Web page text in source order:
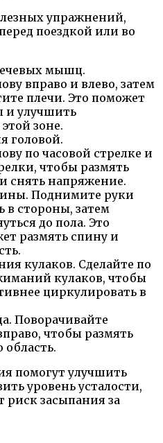
упражнений,
поездкой или во
мышц.
вправо и влево, затем
плечи. Это поможет
и улучшить
зоне.
головой.
по часовой стрелке и
чтобы размять
снять напряжение.
Поднимите руки
в стороны, затем
до пола. Это
размять спину и
кулаков. Сделайте по
кулаков, чтобы
циркулировать в
Поворачивайте
чтобы размять
помогут улучшить
уровень усталости,
риск засыпания за